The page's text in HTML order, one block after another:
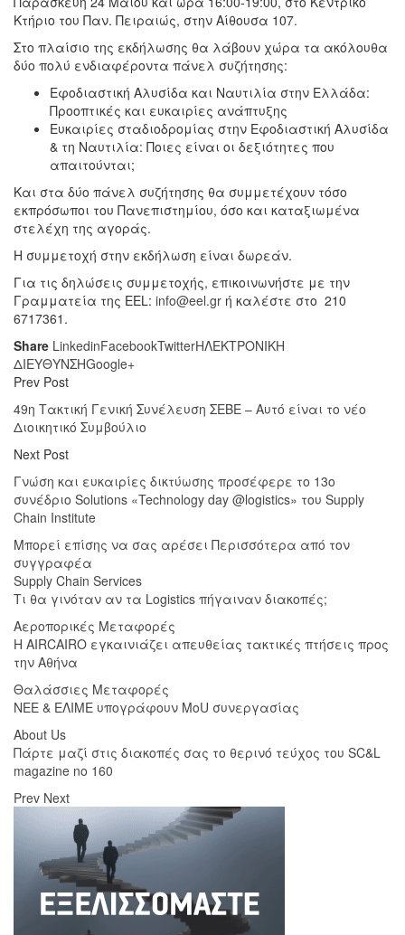
Κτήριο του Παν. Πειραιώς, στην Αίθουσα 107.
Στο πλαίσιο της εκδήλωσης θα λάβουν χώρα τα ακόλουθα
δύο πολύ ενδιαφέροντα πάνελ συζήτησης:
Εφοδιαστική Αλυσίδα και Ναυτιλία στην Ελλάδα:
Προοπτικές και ευκαιρίες ανάπτυξης
Ευκαιρίες σταδιοδρομίας στην Εφοδιαστική Αλυσίδα
& τη Ναυτιλία: Ποιες είναι οι δεξιότητες που
απαιτούνται;
Και στα δύο πάνελ συζήτησης θα συμμετέχουν τόσο
εκπρόσωποι του Πανεπιστημίου, όσο και καταξιωμένα
στελέχη της αγοράς.
Η συμμετοχή στην εκδήλωση είναι δωρεάν.
Για τις δηλώσεις συμμετοχής, επικοινωνήστε με την
Γραμματεία της EEL: info@eel.gr ή καλέστε στο 210
6717361.
Share LinkedinFacebookTwitterΗΛΕΚΤΡΟΝΙΚΗ
ΔΙΕΥΘΥΝΣΗGoogle+
Prev Post
49η Τακτική Γενική Συνέλευση ΣΕΒΕ – Αυτό είναι το νέο
Διοικητικό Συμβούλιο
Next Post
Γνώση και ευκαιρίες δικτύωσης προσέφερε το 13ο
συνέδριο Solutions «Technology day @logistics» του Supply
Chain Institute
Μπορεί επίσης να σας αρέσει Περισσότερα από τον
συγγραφέα
Supply Chain Services
Τι θα γινόταν αν τα Logistics πήγαιναν διακοπές;
Αεροπορικές Μεταφορές
Η AIRCAIRO εγκαινιάζει απευθείας τακτικές πτήσεις προς
την Αθήνα
Θαλάσσιες Μεταφορές
ΝΕΕ & ΕΛΙΜΕ υπογράφουν MoU συνεργασίας
About Us
Πάρτε μαζί στις διακοπές σας το θερινό τεύχος του SC&L
magazine no 160
Prev Next